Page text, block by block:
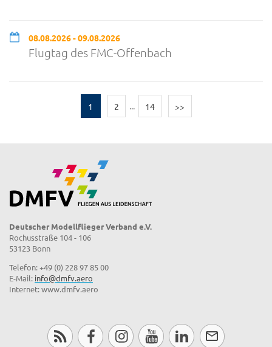
08.08.2026 - 09.08.2026
Flugtag des FMC-Offenbach
1 2 ... 14 >>
Deutscher Modellflieger Verband e.V.
Rochusstraße 104 - 106
53123 Bonn
Telefon: +49 (0) 228 97 85 00
E-Mail: info@dmfv.aero
Internet: www.dmfv.aero